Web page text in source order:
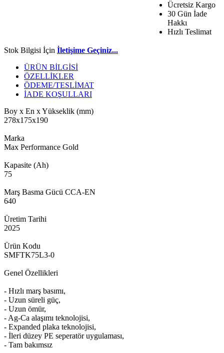
Ücretsiz Kargo
30 Gün İade
Hakkı
Hızlı Teslimat
Stok Bilgisi İçin İletişime Geçiniz...
ÜRÜN BİLGİSİ
ÖZELLİKLER
ÖDEME/TESLİMAT
İADE KOŞULLARI
Boy x En x Yükseklik (mm)
278x175x190
Marka
Max Performance Gold
Kapasite (Ah)
75
Marş Basma Gücü CCA-EN
640
Üretim Tarihi
2025
Ürün Kodu
SMFTK75L3-0
Genel Özellikleri
- Hızlı marş basımı,
- Uzun süreli güç,
- Uzun ömür,
- Ag-Ca alaşımı teknolojisi,
- Expanded plaka teknolojisi,
- İleri düzey PE seperatör uygulaması,
- Tam bakımsız